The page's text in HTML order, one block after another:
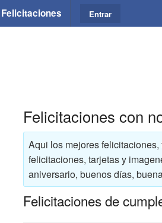
Entrar
Felicitaciones con
Aqui los mejores
felicitaciones, tarjetas y
aniversario, buenos días,
Felicitaciones de